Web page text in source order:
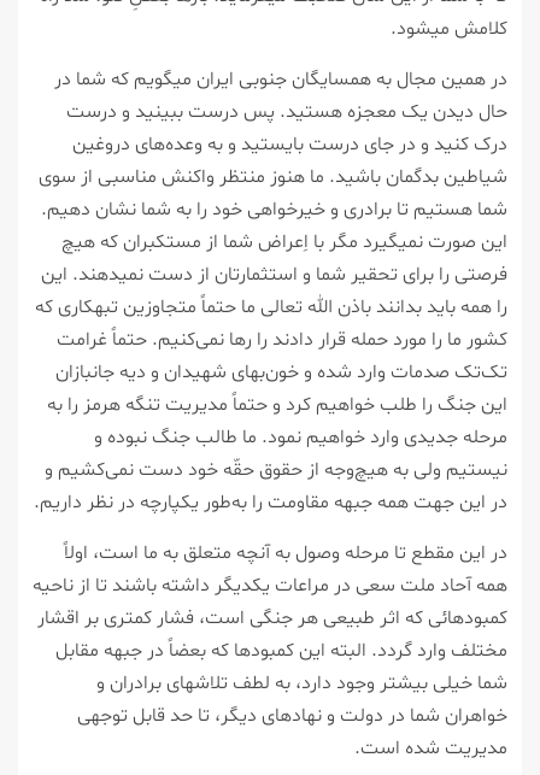
کلامش میشود.
در همین مجال به همسایگان جنوبی ایران میگویم که شما در
حال دیدن یک معجزه هستید. پس درست ببینید و درست
درک کنید و در جای درست بایستید و به وعده‌های دروغین
شیاطین بدگمان باشید. ما هنوز منتظر واکنش مناسبی از سوی
شما هستیم تا برادری و خیرخواهی خود را به شما نشان دهیم.
این صورت نمیگیرد مگر با اِعراض شما از مستکبران که هیچ
فرصتی را برای تحقیر شما و استثمارتان از دست نمیدهند. این
را همه باید بدانند باذن الله تعالی ما حتماً متجاوزین تبهکاری که
کشور ما را مورد حمله قرار دادند را رها نمی‌کنیم. حتماً غرامت
تک‌تک صدمات وارد شده و خون‌بهای شهیدان و دیه‌ جانبازان
این جنگ را طلب خواهیم کرد و حتماً مدیریت تنگه هرمز را به
مرحله جدیدی وارد خواهیم نمود. ما طالب جنگ نبوده و
نیستیم ولی به هیچ‌وجه از حقوق حقّه خود دست نمی‌کشیم و
در این جهت همه جبهه مقاومت را به‌طور یکپارچه در نظر داریم.
در این مقطع تا مرحله وصول به آنچه متعلق به ما است، اولاً
همه آحاد ملت سعی در مراعات یکدیگر داشته باشند تا از ناحیه
کمبودهائی که اثر طبیعی هر جنگی است، فشار کمتری بر اقشار
مختلف وارد گردد. البته این کمبودها که بعضاً در جبهه مقابل
شما خیلی بیشتر وجود دارد، به لطف تلاشهای برادران و
خواهران شما در دولت و نهادهای دیگر، تا حد قابل توجهی
مدیریت شده است.